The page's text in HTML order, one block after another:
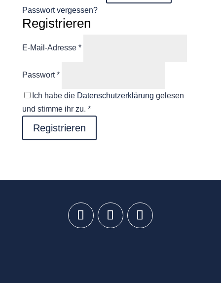
Passwort vergessen?
Registrieren
E-Mail-Adresse *
Passwort*
Ich habe die Datenschutzerklärung gelesen
und stimme ihr zu. *
Registrieren